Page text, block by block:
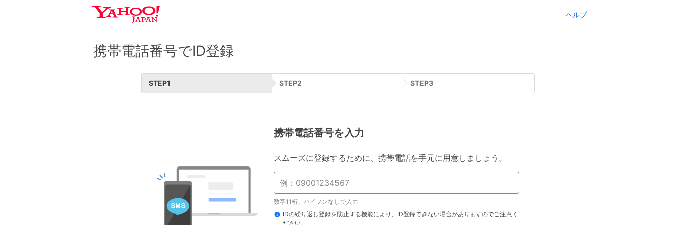
ヘルプ
携帯電話番号でID登録
STEP1 STEP2 STEP3
携帯電話番号を入力
スムーズに登録するために、携帯電話を手元に用意しましょう。
数字11桁、ハイフンなしで入力
IDの繰り返し登録を防止する機能により、ID登録できない場合がありますのでご注意く
ださい。